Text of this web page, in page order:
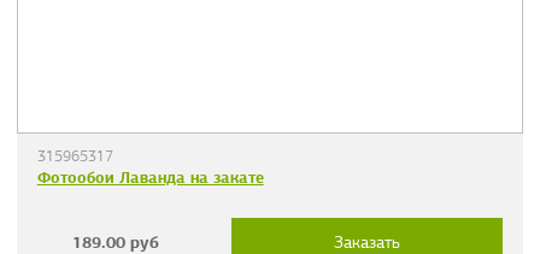
315965317
Фотообои Лаванда на закате
189.00 руб Заказать